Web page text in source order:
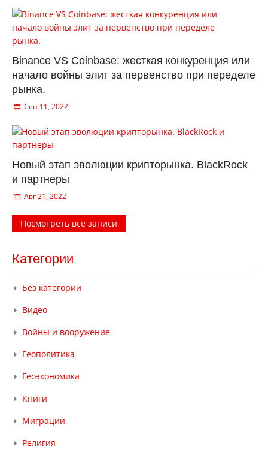
Binance VS Coinbase: жесткая конкуренция или
начало войны элит за первенство при переделе
рынка.
Сен 11, 2022
Новый этап эволюции крипторынка. BlackRock
и партнеры
Авг 21, 2022
Посмотреть все записи
Категории
Без категории
Видео
Войны и вооружение
Геополитика
Геоэкономика
Книги
Миграции
Религия